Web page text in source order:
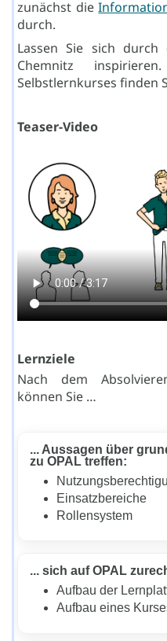
zunächst die
durch.
Lassen Sie sich durch
Chemnitz
Selbstlernkurses finden
Teaser-Video
Lernziele
Nach dem
können Sie …
... Aussagen über
zu OPAL treffen:
Einsatzbereiche
Rollensystem
... sich auf OPAL
Aufbau der
Aufbau eines